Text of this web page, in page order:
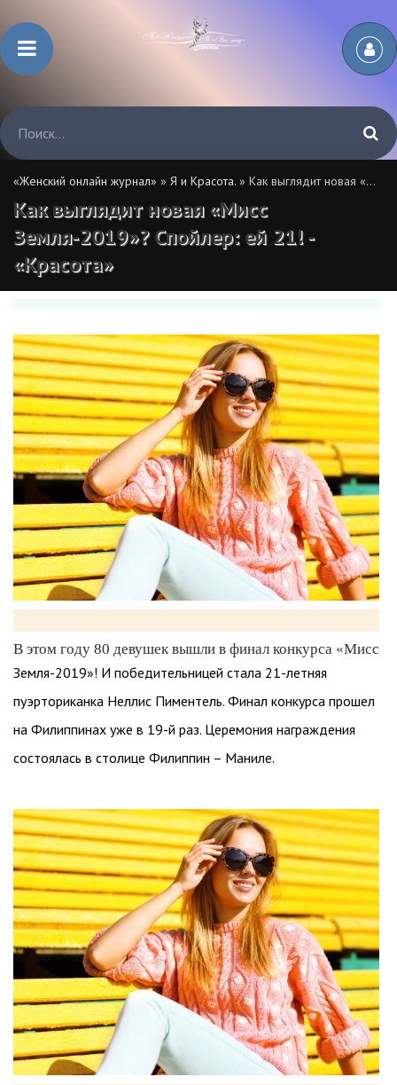
«Женский онлайн журнал» » Я и Красота. » Как выглядит новая «Мисс Земля-2019»? Спойлер: ей 21! - «Красота»
Как выглядит новая «Мисс
Земля-2019»? Спойлер: ей 21! -
«Красота»
В этом году 80 девушек вышли в финал конкурса «Мисс
Земля-2019»! И победительницей стала 21-летняя
пуэрториканка Неллис Пиментель. Финал конкурса прошел
на Филиппинах уже в 19-й раз. Церемония награждения
состоялась в столице Филиппин – Маниле.